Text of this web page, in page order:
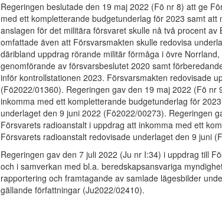
Regeringen beslutade den 19 maj 2022 (Fö nr 8) att ge
med ett kompletterande budgetunderlag för 2023 samt
anslagen för det militära försvaret skulle nå två procent
omfattade även att Försvarsmakten skulle redovisa
däribland uppdrag rörande militär förmåga i övre
genomförande av försvarsbeslutet 2020 samt
inför kontrollstationen 2023. Försvarsmakten redovisade
(Fö2022/01360). Regeringen gav den 19 maj 2022 (Fö
inkomma med ett kompletterande budgetunderlag för
underlaget den 9 juni 2022 (Fö2022/00273). Regeringen
Försvarets radioanstalt i uppdrag att inkomma med ett
Försvarets radioanstalt redovisade underlaget den 9 juni
Regeringen gav den 7 juli 2022 (Ju nr I:34) i uppdrag till
och i samverkan med bl.a. beredskapsansvariga
rapportering och framtagande av samlade lägesbilder
gällande författningar (Ju2022/02410).